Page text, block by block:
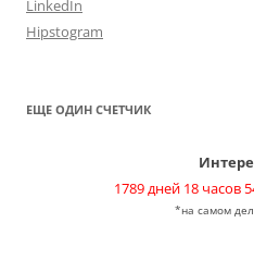
LinkedIn
Hipstogram
ЕЩЕ ОДИН СЧЕТЧИК
1789 дней 18 часов
*на самом